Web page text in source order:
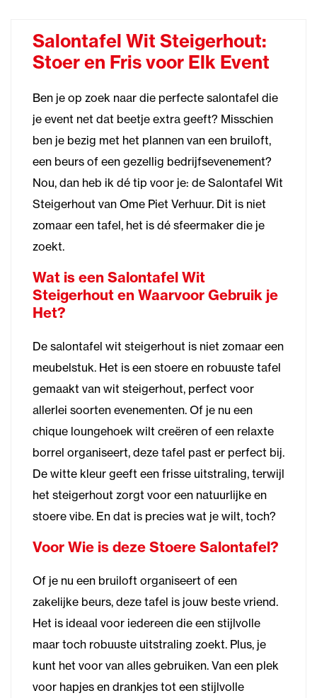
Salontafel Wit Steigerhout:
Stoer en Fris voor Elk Event
Ben je op zoek naar die perfecte salontafel die
je event net dat beetje extra geeft? Misschien
ben je bezig met het plannen van een bruiloft,
een beurs of een gezellig bedrijfsevenement?
Nou, dan heb ik dé tip voor je: de Salontafel Wit
Steigerhout van Ome Piet Verhuur. Dit is niet
zomaar een tafel, het is dé sfeermaker die je
zoekt.
Wat is een Salontafel Wit
Steigerhout en Waarvoor Gebruik je
Het?
De salontafel wit steigerhout is niet zomaar een
meubelstuk. Het is een stoere en robuuste tafel
gemaakt van wit steigerhout, perfect voor
allerlei soorten evenementen. Of je nu een
chique loungehoek wilt creëren of een relaxte
borrel organiseert, deze tafel past er perfect bij.
De witte kleur geeft een frisse uitstraling, terwijl
het steigerhout zorgt voor een natuurlijke en
stoere vibe. En dat is precies wat je wilt, toch?
Voor Wie is deze Stoere Salontafel?
Of je nu een bruiloft organiseert of een
zakelijke beurs, deze tafel is jouw beste vriend.
Het is ideaal voor iedereen die een stijlvolle
maar toch robuuste uitstraling zoekt. Plus, je
kunt het voor van alles gebruiken. Van een plek
voor hapjes en drankjes tot een stijlvolle